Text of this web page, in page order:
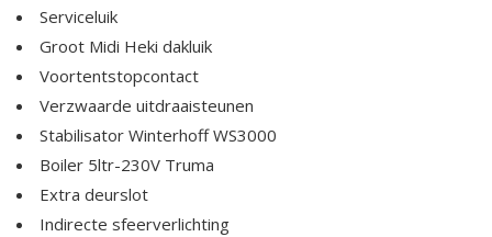
Serviceluik
Groot Midi Heki dakluik
Voortentstopcontact
Verzwaarde uitdraaisteunen
Stabilisator Winterhoff WS3000
Boiler 5ltr-230V Truma
Extra deurslot
Indirecte sfeerverlichting